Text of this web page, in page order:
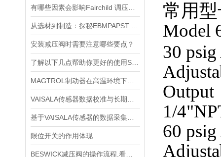
安装减压阀时需要注意哪些要点？
限位开关的作用体现
常用
Model
30
1/
60